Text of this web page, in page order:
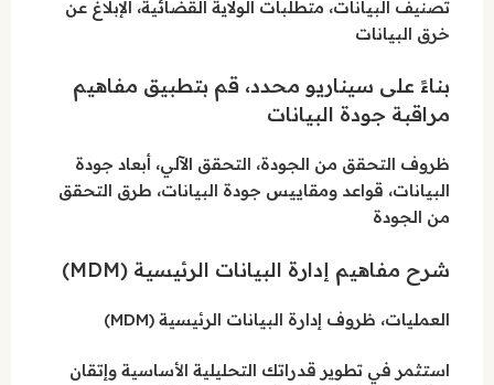
تصنيف البيانات، متطلبات الولاية القضائية، الإبلاغ عن
خرق البيانات
بناءً على سيناريو محدد، قم بتطبيق مفاهيم
مراقبة جودة البيانات
ظروف التحقق من الجودة، التحقق الآلي، أبعاد جودة
البيانات، قواعد ومقاييس جودة البيانات، طرق التحقق
من الجودة
شرح مفاهيم إدارة البيانات الرئيسية (MDM)
العمليات، ظروف إدارة البيانات الرئيسية (MDM)
استثمر في تطوير قدراتك التحليلية الأساسية وإتقان